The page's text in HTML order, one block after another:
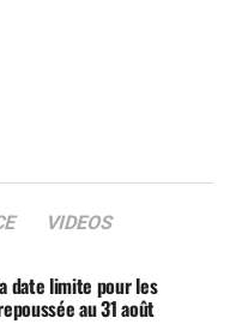
VIDEOS
date limite pour les
au 31 août